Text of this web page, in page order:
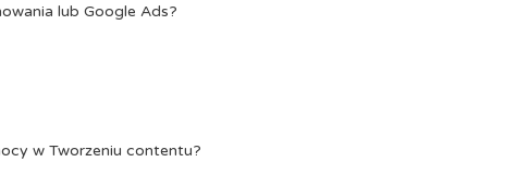
lub Google Ads?
w Tworzeniu contentu?